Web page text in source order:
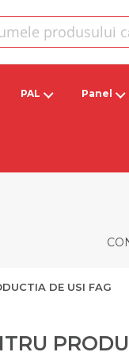
PAL Panel
DE USI FAG